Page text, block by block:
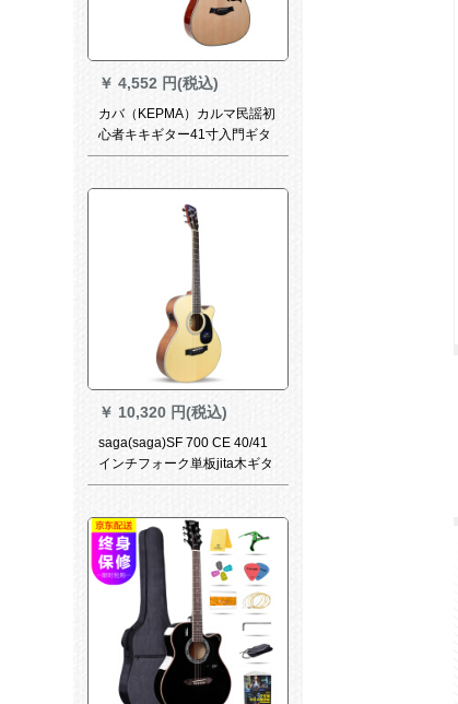
￥ 4,552 円(税込)
カバ（KEPMA）カルマ民謡初
心者キキギター41寸入門ギタ
エレクボックスA 1 C A 1 CE D
￥ 10,320 円(税込)
saga(saga)SF 700 CE 40/41
インチフォーク単板jita木ギタ
ー箱SA 700 CE角不足原木色